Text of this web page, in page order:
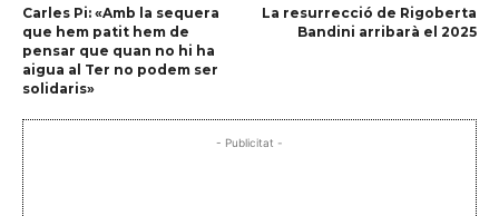
Carles Pi: «Amb la sequera
que hem patit hem de
pensar que quan no hi ha
aigua al Ter no podem ser
solidaris»
La resurrecció de Rigoberta
Bandini arribarà el 2025
- Publicitat -